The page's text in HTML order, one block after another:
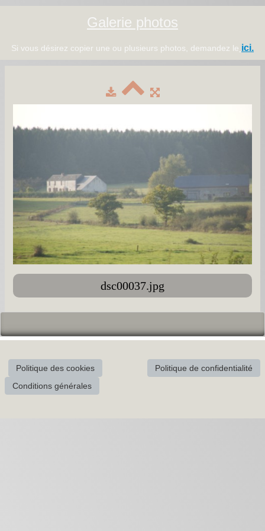
Galerie photos
Si vous désirez copier une ou plusieurs photos, demandez le ici.
dsc00037.jpg
Politique des cookies
Politique de confidentialité
Conditions générales